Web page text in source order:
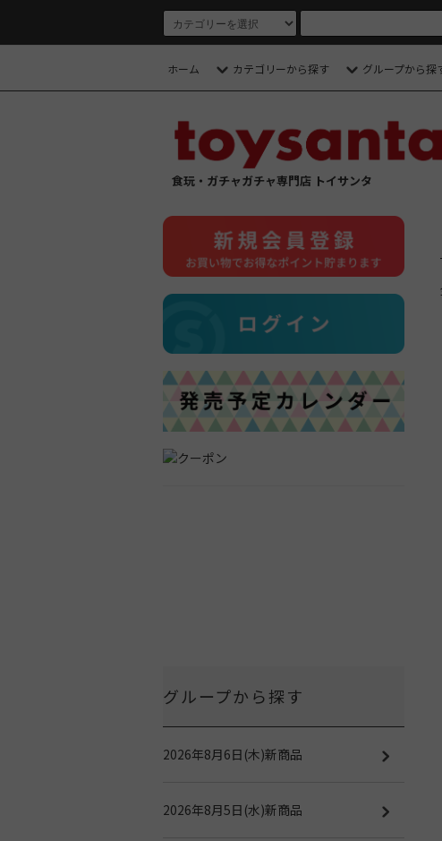
ホーム カテゴリーから探す グループから探
食玩・ガチャガチャ専門店 トイサンタ
グループから探す
2026年8月6日(木)新商品
2026年8月5日(水)新商品